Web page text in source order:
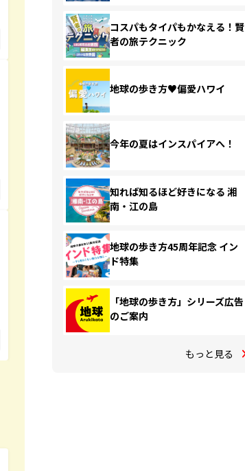
コスパもタイパもかなえる！賢
者の旅テクニック
地球の歩き方♥偏愛ハワイ
今年の夏はインスパイアへ！
知れば知るほど好きになる 湘
南・江の島
地球の歩き方45周年記念 イン
ド特集
「地球の歩き方」シリーズ広告
のご案内
もっと見る